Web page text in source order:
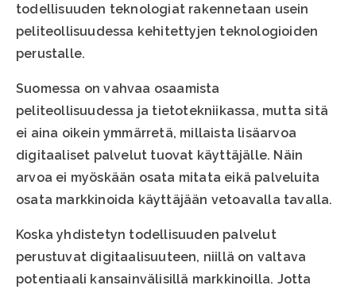
todellisuuden teknologiat rakennetaan usein
peliteollisuudessa kehitettyjen teknologioiden
perustalle.
Suomessa on vahvaa osaamista
peliteollisuudessa ja tietotekniikassa, mutta sitä
ei aina oikein ymmärretä, millaista lisäarvoa
digitaaliset palvelut tuovat käyttäjälle. Näin
arvoa ei myöskään osata mitata eikä palveluita
osata markkinoida käyttäjään vetoavalla tavalla.
Koska yhdistetyn todellisuuden palvelut
perustuvat digitaalisuuteen, niillä on valtava
potentiaali kansainvälisillä markkinoilla. Jotta